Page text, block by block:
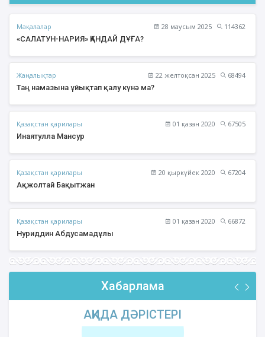
Мақалалар 28 маусым 2025
114362
«САЛАТУН-НАРИЯ» ҚАНДАЙ ДҰҒА?
Жаңалықтар 22 желтоқсан 2025
68494
Таң намазына ұйықтап қалу күнә ма?
Қазақстан қарилары 01 қазан 2020
67505
Инаятулла Мансур
Қазақстан қарилары 20 қыркүйек 2020
67204
Ақжолтай Бақытжан
Қазақстан қарилары 01 қазан 2020
66872
Нуриддин Абдусамадұлы
Хабарлама
АҚИДА ДӘРІСТЕРІ